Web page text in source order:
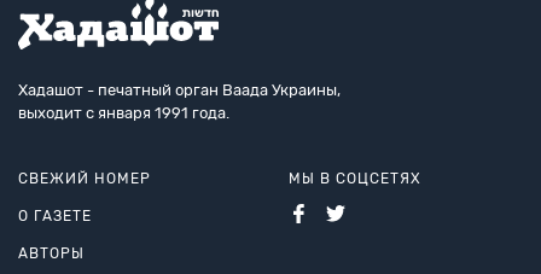
Хадашот - печатный орган Ваада Украины,
выходит с января 1991 года.
СВЕЖИЙ НОМЕР
О ГАЗЕТЕ
АВТОРЫ
МЫ В СОЦСЕТЯХ